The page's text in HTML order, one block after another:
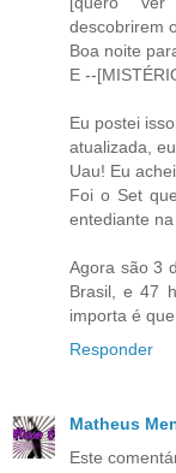
descobrirem
Boa noite
E --
Eu postei
atualizada,
Uau! Eu
Foi o Set
entediante
Agora são 3
Brasil, e 47
importa é
Responder
Matheus
Este